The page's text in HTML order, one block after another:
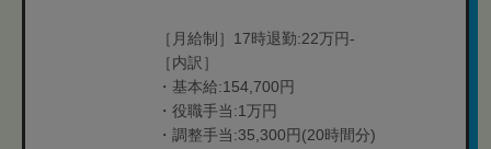
［月給制］17時退勤:22万円-
［内訳］
・基本給:154,700円
・役職手当:1万円
・調整手当:35,300円(20時間分)